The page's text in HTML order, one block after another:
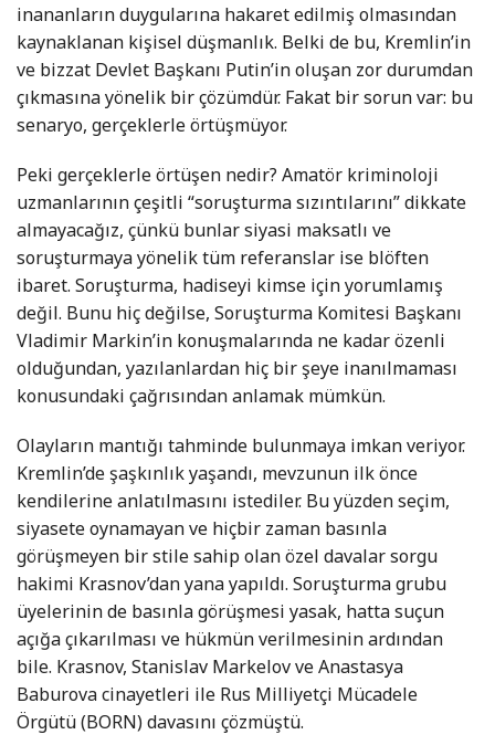
inananların duygularına hakaret edilmiş olmasından
kaynaklanan kişisel düşmanlık. Belki de bu, Kremlin’in
ve bizzat Devlet Başkanı Putin’in oluşan zor durumdan
çıkmasına yönelik bir çözümdür. Fakat bir sorun var: bu
senaryo, gerçeklerle örtüşmüyor.
Peki gerçeklerle örtüşen nedir? Amatör kriminoloji
uzmanlarının çeşitli “soruşturma sızıntılarını” dikkate
almayacağız, çünkü bunlar siyasi maksatlı ve
soruşturmaya yönelik tüm referanslar ise blöften
ibaret. Soruşturma, hadiseyi kimse için yorumlamış
değil. Bunu hiç değilse, Soruşturma Komitesi Başkanı
Vladimir Markin’in konuşmalarında ne kadar özenli
olduğundan, yazılanlardan hiç bir şeye inanılmaması
konusundaki çağrısından anlamak mümkün.
Olayların mantığı tahminde bulunmaya imkan veriyor.
Kremlin’de şaşkınlık yaşandı, mevzunun ilk önce
kendilerine anlatılmasını istediler. Bu yüzden seçim,
siyasete oynamayan ve hiçbir zaman basınla
görüşmeyen bir stile sahip olan özel davalar sorgu
hakimi Krasnov’dan yana yapıldı. Soruşturma grubu
üyelerinin de basınla görüşmesi yasak, hatta suçun
açığa çıkarılması ve hükmün verilmesinin ardından
bile. Krasnov, Stanislav Markelov ve Anastasya
Baburova cinayetleri ile Rus Milliyetçi Mücadele
Örgütü (BORN) davasını çözmüştü.